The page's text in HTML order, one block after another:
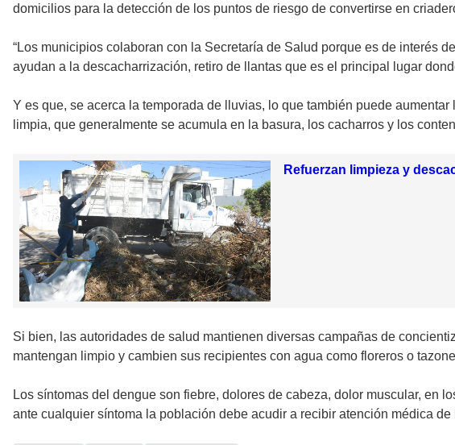
domicilios para la detección de los puntos de riesgo de convertirse en
“Los municipios colaboran con la Secretaría de Salud porque es de interés
ayudan a la descacharrización, retiro de llantas que es el principal lugar
Y es que, se acerca la temporada de lluvias, lo que también puede
limpia, que generalmente se acumula en la basura, los cacharros y los
Refuerzan limpieza y
Si bien, las autoridades de salud mantienen diversas campañas de
mantengan limpio y cambien sus recipientes con agua como floreros o
Los síntomas del dengue son fiebre, dolores de cabeza, dolor muscular, en
ante cualquier síntoma la población debe acudir a recibir atención médica